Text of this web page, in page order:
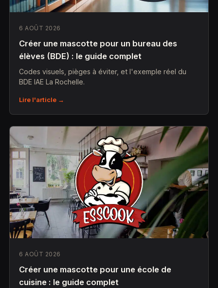
6 AOÛT 2026
Créer une mascotte pour un bureau des
élèves (BDE) : le guide complet
Codes visuels, pièges à éviter, et l'exemple réel du
BDE IAE La Rochelle.
Lire l'article →
6 AOÛT 2026
Créer une mascotte pour une école de
cuisine : le guide complet